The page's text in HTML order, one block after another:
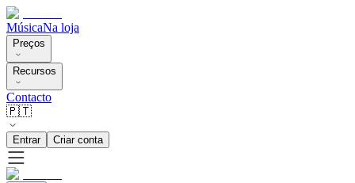
MúsicaNa loja
Preços
Recursos
Contacto
🇵🇹
Entrar Criar conta